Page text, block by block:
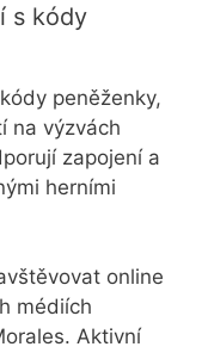
s kódy
peněženky,
na výzvách
zapojení a
herními
online
médiích
Aktivní